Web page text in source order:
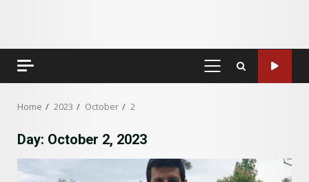
PRIMARY
Home 2023 October 2
Day: October 2, 2023